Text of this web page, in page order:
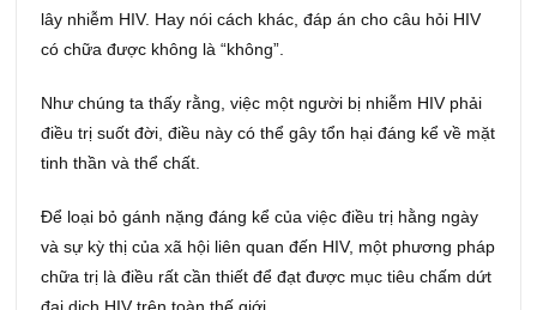
lây nhiễm HIV. Hay nói cách khác, đáp án cho câu hỏi HIV
có chữa được không là “không”.
Như chúng ta thấy rằng, việc một người bị nhiễm HIV phải
điều trị suốt đời, điều này có thể gây tổn hại đáng kể về mặt
tinh thần và thể chất.
Để loại bỏ gánh nặng đáng kể của việc điều trị hằng ngày
và sự kỳ thị của xã hội liên quan đến HIV, một phương pháp
chữa trị là điều rất cần thiết để đạt được mục tiêu chấm dứt